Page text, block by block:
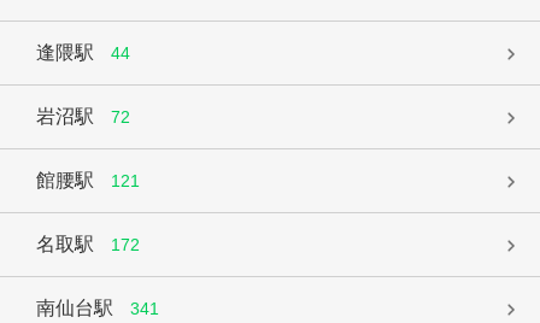
逢隈駅 44
岩沼駅 72
館腰駅 121
名取駅 172
南仙台駅 341